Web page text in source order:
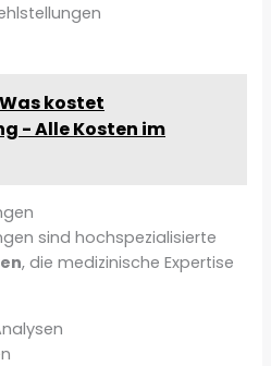
Was kostet
- Alle Kosten im
sind hochspezialisierte
, die medizinische Expertise